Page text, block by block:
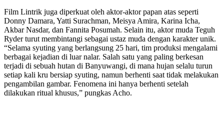
Film Lintrik juga diperkuat oleh aktor-aktor papan atas seperti
Donny Damara, Yatti Surachman, Meisya Amira, Karina Icha,
Akbar Nasdar, dan Fannita Posumah. Selain itu, aktor muda Teguh
Ryder turut membintangi sebagai ustaz muda dengan karakter unik.
“Selama syuting yang berlangsung 25 hari, tim produksi mengalami
berbagai kejadian di luar nalar. Salah satu yang paling berkesan
terjadi di sebuah hutan di Banyuwangi, di mana hujan selalu turun
setiap kali kru bersiap syuting, namun berhenti saat tidak melakukan
pengambilan gambar. Fenomena ini hanya berhenti setelah
dilakukan ritual khusus,” pungkas Acho.